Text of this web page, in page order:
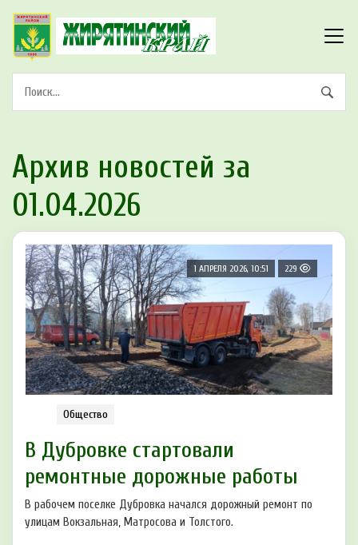
Архив новостей за
01.04.2026
1 АПРЕЛЯ 2026, 10:51 229
Общество
В Дубровке стартовали
ремонтные дорожные работы
В рабочем поселке Дубровка начался дорожный ремонт по
улицам Вокзальная, Матросова и Толстого.